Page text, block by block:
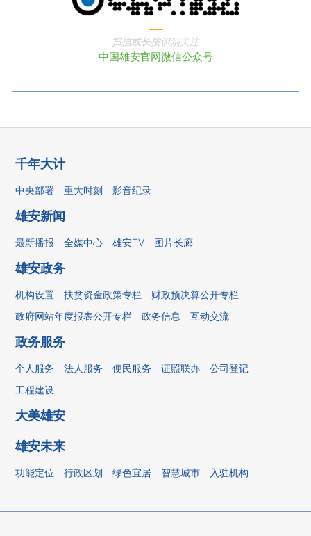
扫描或长按识别关注
中国雄安官网微信公众号
千年大计
中央部署 重大时刻 影音纪录
雄安新闻
最新播报 全媒中心 雄安TV 图片长廊
雄安政务
机构设置 扶贫资金政策专栏
财政预决算公开专栏
政府网站年度报表公开专栏
政务信息 互动交流
政务服务
个人服务 法人服务 便民服务 证照联办
公司登记
工程建设
大美雄安
雄安未来
功能定位 行政区划 绿色宜居 智慧城市 入驻机构